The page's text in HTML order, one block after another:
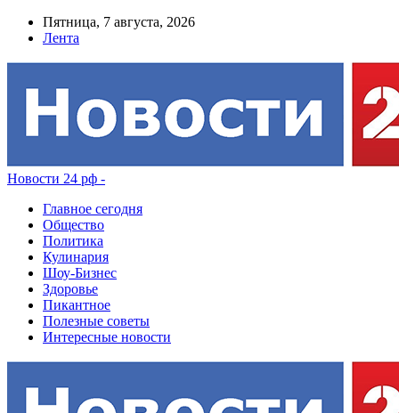
Пятница, 7 августа, 2026
Лента
Новости 24 рф -
Главное сегодня
Общество
Политика
Кулинария
Шоу-Бизнес
Здоровье
Пикантное
Полезные советы
Интересные новости